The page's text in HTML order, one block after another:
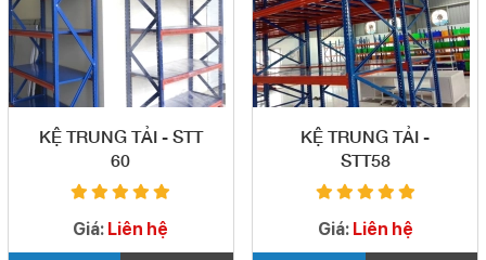
KỆ TRUNG TẢI - STT
60
Giá: Liên hệ
KỆ TRUNG TẢI -
STT58
Giá: Liên hệ